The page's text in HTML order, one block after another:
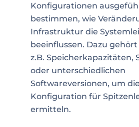
Konfigurationen
bestimmen, wie
Infrastruktur die
beeinflussen. Dazu gehört
z.B. Speicherkapazitäten,
oder unterschiedlichen
Softwareversionen, um
Konfiguration für
ermitteln.